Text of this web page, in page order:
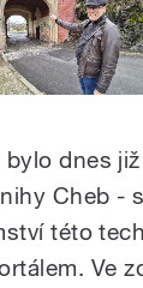
dnes
Cheb -
této
Ve